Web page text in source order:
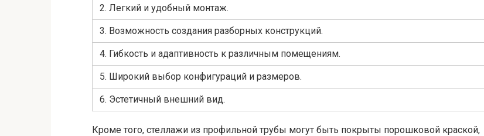
2. Легкий и удобный монтаж.
3. Возможность создания разборных конструкций.
4. Гибкость и адаптивность к различным помещениям.
5. Широкий выбор конфигураций и размеров.
6. Эстетичный внешний вид.
Кроме того, стеллажи из профильной трубы могут быть покрыты порошковой краской,